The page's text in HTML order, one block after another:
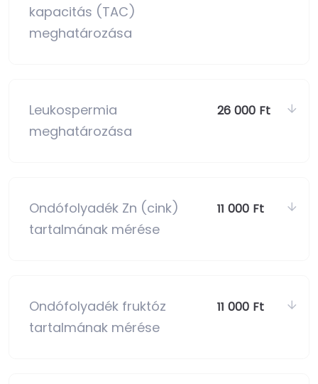
kapacitás (TAC)
meghatározása
Leukospermia
meghatározása
26 000 Ft
Ondófolyadék Zn (cink)
tartalmának mérése
11 000 Ft
Ondófolyadék fruktóz
tartalmának mérése
11 000 Ft